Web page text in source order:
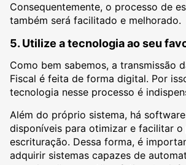
Consequentemente, o processo de
também será facilitado e melhorado.
5. Utilize a tecnologia ao seu
Como bem sabemos, a transmissão
Fiscal é feita de forma digital. Por
tecnologia nesse processo é
Além do próprio sistema, há
disponíveis para otimizar e facilitar o
escrituração. Dessa forma, é
adquirir sistemas capazes de